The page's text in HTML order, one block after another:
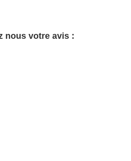
nous votre avis :